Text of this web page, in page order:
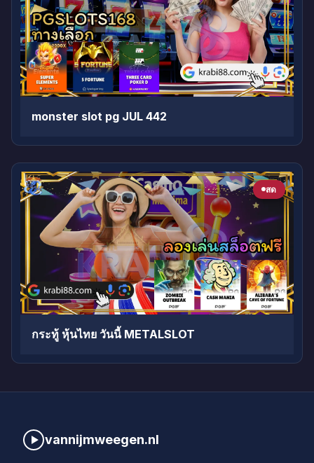
monster slot pg JUL 442
สด
กระทู้ หุ้นไทย วันนี้ METALSLOT
vannijmweegen.nl